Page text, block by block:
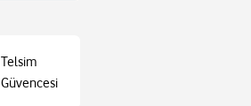
Telsim
Güvencesi